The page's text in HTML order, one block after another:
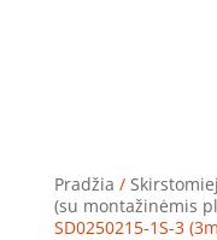
Pradžia /
(su montažinėmis
SD0250215-1S-3